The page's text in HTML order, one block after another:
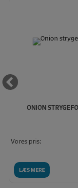
ONION
LÆS MERE
Vores pris: